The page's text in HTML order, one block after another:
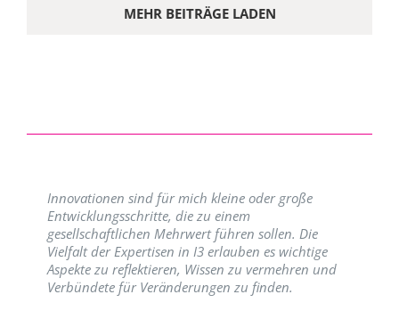
MEHR BEITRÄGE LADEN
Innovationen sind für mich kleine oder große
Entwicklungsschritte, die zu einem
gesellschaftlichen Mehrwert führen sollen. Die
Vielfalt der Expertisen in I3 erlauben es wichtige
Aspekte zu reflektieren, Wissen zu vermehren und
Verbündete für Veränderungen zu finden.